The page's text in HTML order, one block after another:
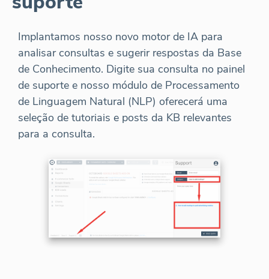
Implantamos nosso novo motor de IA para
analisar consultas e sugerir respostas da Base
de Conhecimento. Digite sua consulta no painel
de suporte e nosso módulo de Processamento
de Linguagem Natural (NLP) oferecerá uma
seleção de tutoriais e posts da KB relevantes
para a consulta.